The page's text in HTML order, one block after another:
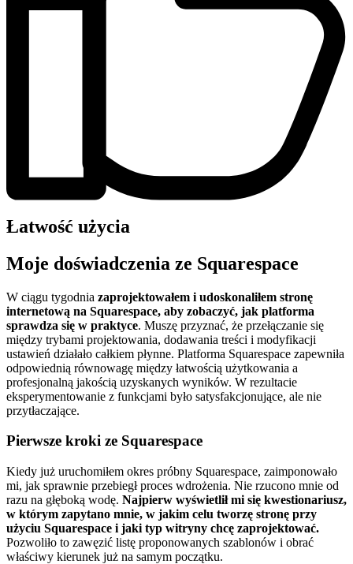
Łatwość użycia
Moje doświadczenia ze Squarespace
W ciągu tygodnia zaprojektowałem i udoskonaliłem stronę
internetową na Squarespace, aby zobaczyć, jak platforma
sprawdza się w praktyce. Muszę przyznać, że przełączanie się
między trybami projektowania, dodawania treści i modyfikacji
ustawień działało całkiem płynne. Platforma Squarespace zapewniła
odpowiednią równowagę między łatwością użytkowania a
profesjonalną jakością uzyskanych wyników. W rezultacie
eksperymentowanie z funkcjami było satysfakcjonujące, ale nie
przytłaczające.
Pierwsze kroki ze Squarespace
Kiedy już uruchomiłem okres próbny Squarespace, zaimponowało
mi, jak sprawnie przebiegł proces wdrożenia. Nie rzucono mnie od
razu na głęboką wodę. Najpierw wyświetlił mi się kwestionariusz,
w którym zapytano mnie, w jakim celu tworzę stronę przy
użyciu Squarespace i jaki typ witryny chcę zaprojektować.
Pozwoliło to zawęzić listę proponowanych szablonów i obrać
właściwy kierunek już na samym początku.